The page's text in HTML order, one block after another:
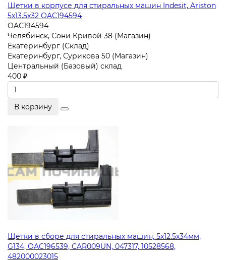
Щетки в корпусе для стиральных машин Indesit, Ariston
5x13.5x32 OAC194594
OAC194594
Челябинск, Сони Кривой 38 (Магазин)
Екатеринбург (Склад)
Екатеринбург, Сурикова 50 (Магазин)
Центральный (Базовый) склад
400 ₽
В корзину
Щетки в сборе для стиральных машин, 5x12.5x34мм,
G134, OAC196539, CAR009UN, 047317, 10528568,
482000023015